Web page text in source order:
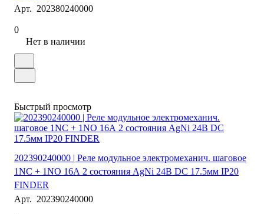
Арт. 202380240000
0
Нет в наличии
Быстрый просмотр
202390240000 | Реле модульное электромеханич. шаговое
1NC + 1NO 16А 2 состояния AgNi 24В DC 17.5мм IP20
FINDER
Арт. 202390240000